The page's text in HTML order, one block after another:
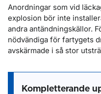
Anordningar som vid
explosion bör inte
andra antändningskällor.
nödvändiga för fartygets
avskärmade i så stor
Kompletterande